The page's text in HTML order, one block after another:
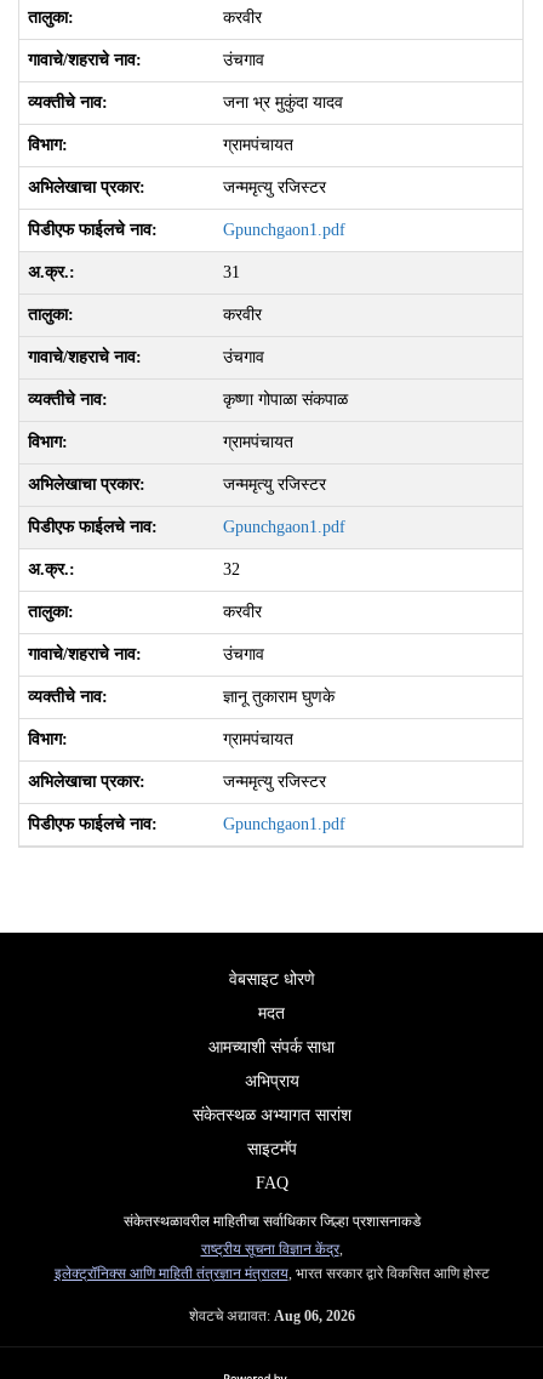
करवीर
उंचगाव
जना भ्र मुकुंदा यादव
ग्रामपंचायत
जन्ममृत्यु रजिस्टर
Gpunchgaon1.pdf
31
करवीर
उंचगाव
कृष्णा गोपाळा संकपाळ
ग्रामपंचायत
जन्ममृत्यु रजिस्टर
Gpunchgaon1.pdf
32
करवीर
उंचगाव
ज्ञानू तुकाराम घुणके
ग्रामपंचायत
जन्ममृत्यु रजिस्टर
Gpunchgaon1.pdf
वेबसाइट धोरणे
मदत
आमच्याशी संपर्क साधा
अभिप्राय
संकेतस्थळ अभ्यागत सारांश
साइटमॅप
FAQ
संकेतस्थळावरील माहितीचा सर्वाधिकार जिल्हा प्रशासनाकडे
राष्ट्रीय सूचना विज्ञान केंद्र,
इलेक्ट्रॉनिक्स आणि माहिती तंत्रज्ञान मंत्रालय, भारत सरकार द्वारे विकसित आणि होस्ट
शेवटचे अद्यावत: Aug 06, 2026